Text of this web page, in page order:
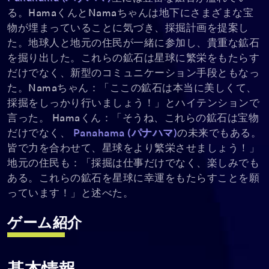
る。HamaくんとNamaちゃんは地下にさまざまな宝
物が埋まっていることに気づき、採掘計画を提案し
た。地球人と地元の住民が一緒に参加し、貴重な鉱石
を掘り出した。これらの鉱石は星球に繁栄をもたらす
だけでなく、新型のコミュニケーション手段ともなっ
た。Namaちゃん：「ここの鉱石は本当に美しくて、
採掘をしっかり行いましょう！」とハイテンションで
言った。 Hamaくん：「そうね、これらの鉱石は宝物
だけでなく、
Panahama (パナハマ)の未来でもある。
皆で力を合わせて、星球をより繁栄させましょう！」
地元の住民も：「採掘は仕事だけでなく、楽しみでも
ある。これらの鉱石を星球に幸運をもたらすことを願
っています！」と述べた。
ゲーム紹介